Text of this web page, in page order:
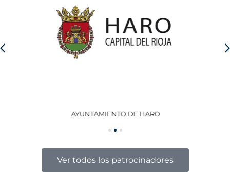
AYUNTAMIENTO DE HARO
Ver todos los patrocinadores